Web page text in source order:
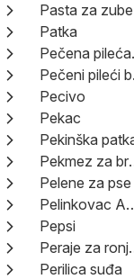
Pasta za zube
Patka
Pecivo
Pekac
Pekinška
Pelene za pse
Pepsi
Perilica suđa